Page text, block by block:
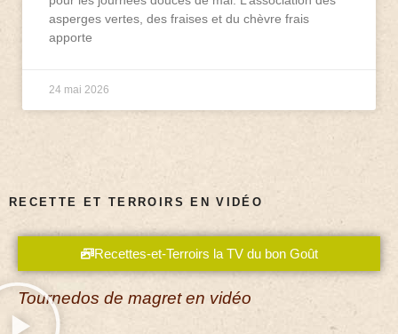
asperges vertes, des fraises et du chèvre frais
apporte
24 mai 2026
RECETTE ET TERROIRS EN VIDÉO
Recettes-et-Terroirs la TV du bon Goût
Tournedos de magret en vidéo